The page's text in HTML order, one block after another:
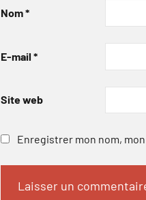
Nom*
E-mail *
Site web
Enregistrer mon nom,